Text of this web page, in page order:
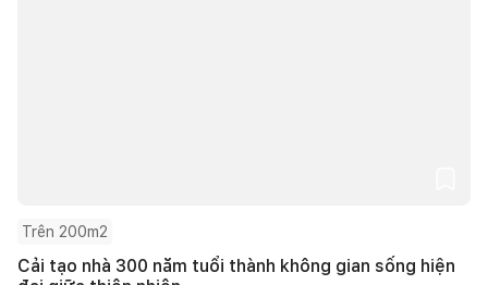
Trên 200m2
Cải tạo nhà 300 năm tuổi thành không gian sống hiện